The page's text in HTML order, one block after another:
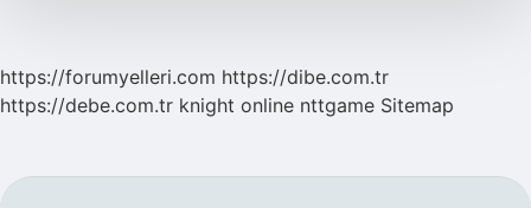
https://forumyelleri.com https://dibe.com.tr
https://debe.com.tr knight online nttgame Sitemap